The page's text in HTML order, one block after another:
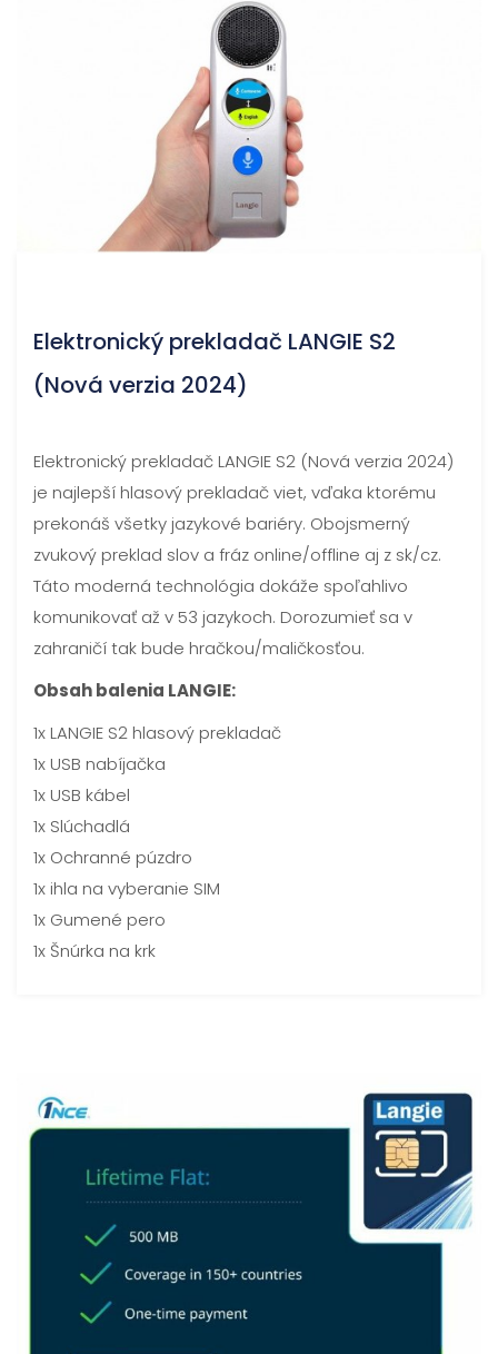
Elektronický prekladač LANGIE S2
(Nová verzia 2024)
Elektronický prekladač LANGIE S2 (Nová verzia 2024)
je najlepší hlasový prekladač viet, vďaka ktorému
prekonáš všetky jazykové bariéry. Obojsmerný
zvukový preklad slov a fráz online/offline aj z sk/cz.
Táto moderná technológia dokáže spoľahlivo
komunikovať až v 53 jazykoch. Dorozumieť sa v
zahraničí tak bude hračkou/maličkosťou.
Obsah balenia LANGIE:
1x LANGIE S2 hlasový prekladač
1x USB nabíjačka
1x USB kábel
1x Slúchadlá
1x Ochranné púzdro
1x ihla na vyberanie SIM
1x Gumené pero
1x Šnúrka na krk